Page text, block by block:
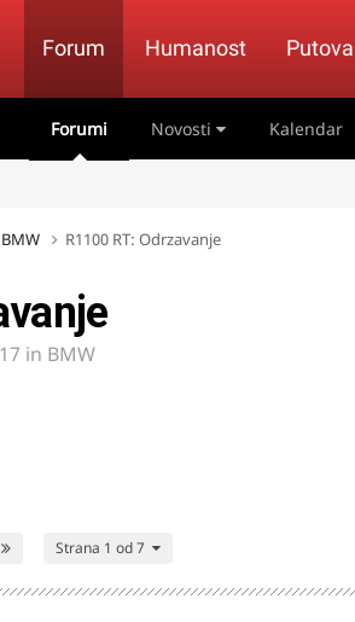
Forum Humanost
Forumi Novosti Kalendar
BMW R1100 RT: Odrzavanje
in BMW
Strana 1 od 7